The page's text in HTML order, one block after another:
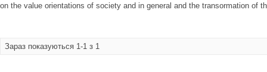
on the value orientations of society and in general and the transormation of
Зараз показуються 1-1 з 1